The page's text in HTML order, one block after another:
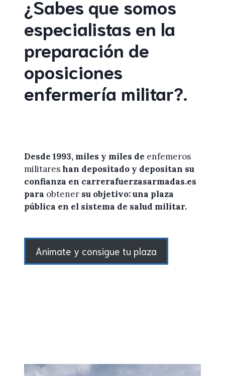
¿Sabes que somos
especialistas en la
preparación de
oposiciones
enfermería militar?.
Desde 1993, miles y miles de enfemeros
militareshan depositado y depositan su
confianza en carrerafuerzasarmadas.es
para obtener su objetivo: una plaza
pública en el sistema de salud militar.
Animate y consigue tu plaza